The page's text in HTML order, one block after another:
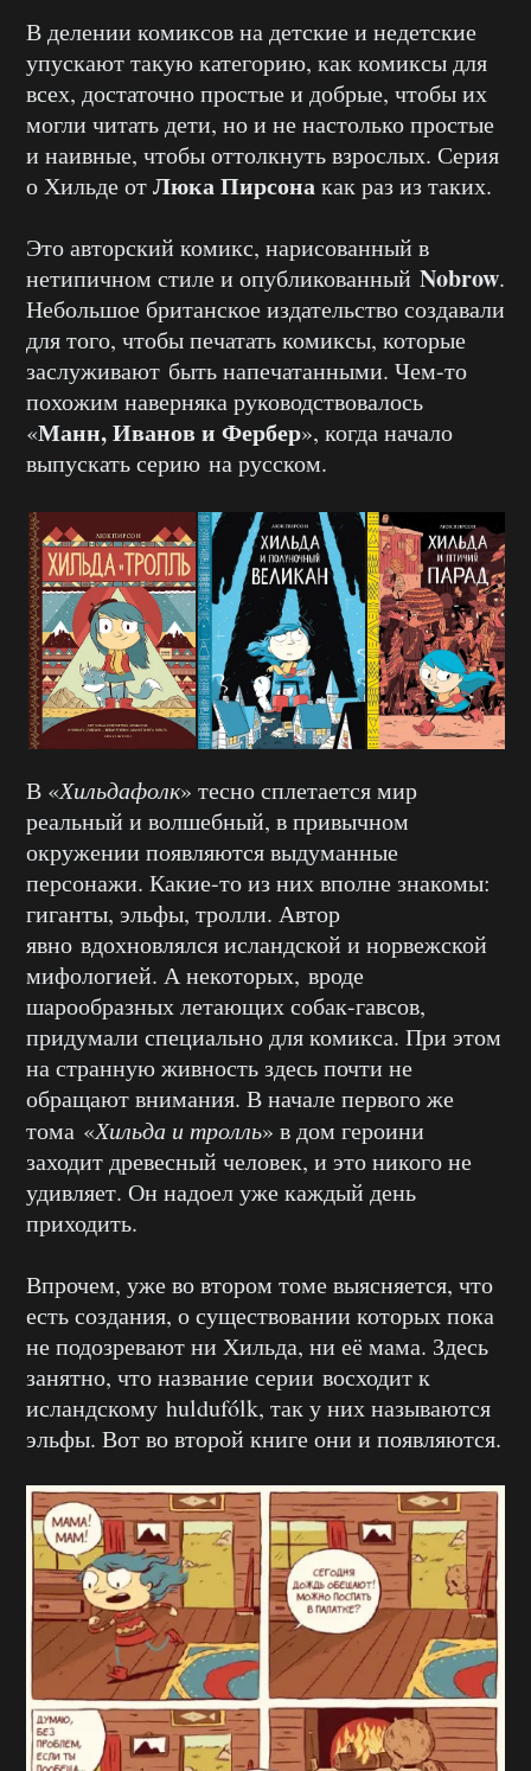
В делении комиксов на детские и недетские
упускают такую категорию, как комиксы для
всех, достаточно простые и добрые, чтобы их
могли читать дети, но и не настолько простые
и наивные, чтобы оттолкнуть взрослых. Серия
о Хильде отЛюка Пирсонакак раз из таких.
Это авторский комикс, нарисованный в
нетипичном стиле и опубликованный Nobrow.
Небольшое британское издательство создавали
для того, чтобы печатать комиксы, которые
заслуживают быть напечатанными. Чем-то
похожим наверняка руководствовалось
«Манн, Иванов и Фербер», когда начало
выпускать серию на русском.
В «Хильдафолк» тесно сплетается мир
реальный и волшебный, в привычном
окружении появляются выдуманные
персонажи. Какие-то из них вполне знакомы:
гиганты, эльфы, тролли. Автор
явно вдохновлялся исландской и норвежской
мифологией. А некоторых, вроде
шарообразных летающих собак-гавсов,
придумали специально для комикса. При этом
на странную живность здесь почти не
обращают внимания. В начале первого же
тома «Хильда и тролль» в дом героини
заходит древесный человек, и это никого не
удивляет. Он надоел уже каждый день
приходить.
Впрочем, уже во втором томе выясняется, что
есть создания, о существовании которых пока
не подозревают ни Хильда, ни её мама. Здесь
занятно, что название серии восходит к
исландскому huldufólk, так у них называются
эльфы. Вот во второй книге они и появляются.